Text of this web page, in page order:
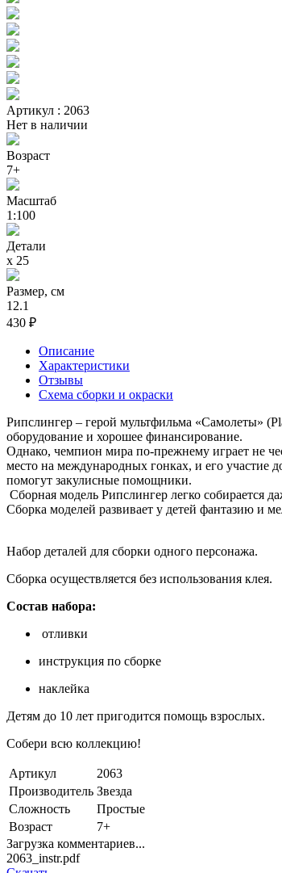
Артикул : 2063
Нет в наличии
Возраст
7+
Масштаб
1:100
Детали
х 25
Размер, см
12.1
430 ₽
Описание
Характеристики
Отзывы
Схема сборки и окраски
Рипслингер – герой мультфильма «Самолеты»
оборудование и хорошее финансирование.
Однако, чемпион мира по-прежнему играет не
место на международных гонках, и его участие
помогут закулисные помощники.
Сборная модель Рипслингер легко собирается
Сборка моделей развивает у детей фантазию и
Набор деталей для сборки одного персонажа.
Сборка осуществляется без использования клея.
Состав набора:
отливки
инструкция по сборке
наклейка
Детям до 10 лет пригодится помощь взрослых.
Собери всю коллекцию!
Артикул
2063
Производитель Звезда
Сложность
Простые
Возраст
7+
Загрузка комментариев...
2063_instr.pdf